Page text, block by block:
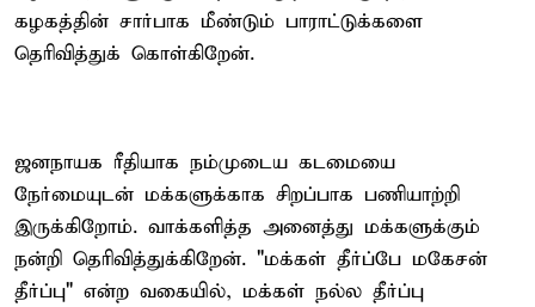
கழகத்தின் சார்பாக மீண்டும் பாராட்டுக்களை
தெரிவித்துக் கொள்கிறேன்.
ஜனநாயக ரீதியாக நம்முடைய கடமையை
நேர்மையுடன் மக்களுக்காக சிறப்பாக பணியாற்றி
இருக்கிறோம். வாக்களித்த அனைத்து மக்களுக்கும்
நன்றி தெரிவித்துக்கிறேன். "மக்கள் தீர்ப்பே மகேசன்
தீர்ப்பு" என்ற வகையில், மக்கள் நல்ல தீர்ப்பு